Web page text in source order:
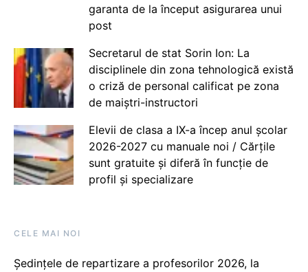
garanta de la început asigurarea unui
post
Secretarul de stat Sorin Ion: La
disciplinele din zona tehnologică există
o criză de personal calificat pe zona
de maiștri-instructori
Elevii de clasa a IX-a încep anul școlar
2026-2027 cu manuale noi / Cărțile
sunt gratuite și diferă în funcție de
profil și specializare
CELE MAI NOI
Ședințele de repartizare a profesorilor 2026, la